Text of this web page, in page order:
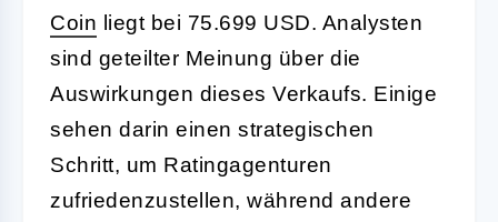
Coin liegt bei 75.699 USD. Analysten
sind geteilter Meinung über die
Auswirkungen dieses Verkaufs. Einige
sehen darin einen strategischen
Schritt, um Ratingagenturen
zufriedenzustellen, während andere